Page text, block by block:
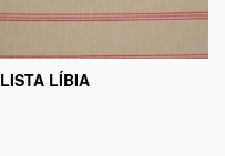
LISTA LÍBIA